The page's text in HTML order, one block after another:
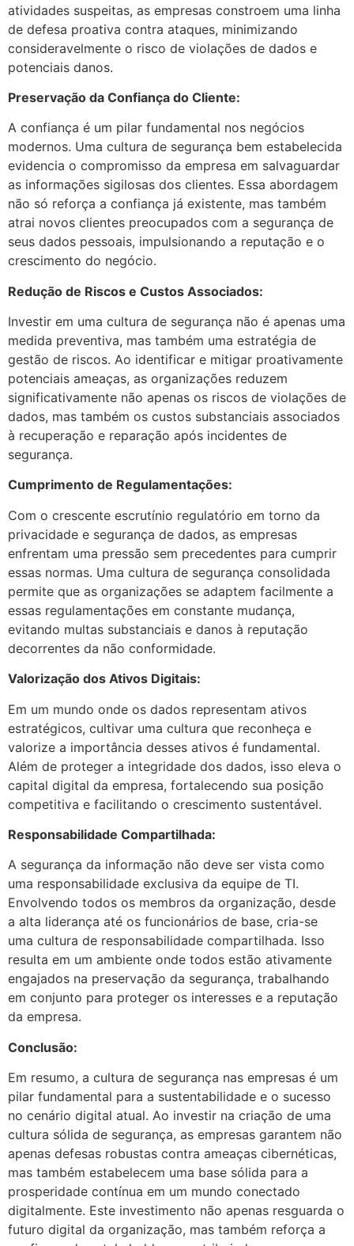
atividades suspeitas, as empresas constroem uma linha
de defesa proativa contra ataques, minimizando
consideravelmente o risco de violações de dados e
potenciais danos.
Preservação da Confiança do Cliente:
A confiança é um pilar fundamental nos negócios
modernos. Uma cultura de segurança bem estabelecida
evidencia o compromisso da empresa em salvaguardar
as informações sigilosas dos clientes. Essa abordagem
não só reforça a confiança já existente, mas também
atrai novos clientes preocupados com a segurança de
seus dados pessoais, impulsionando a reputação e o
crescimento do negócio.
Redução de Riscos e Custos Associados:
Investir em uma cultura de segurança não é apenas uma
medida preventiva, mas também uma estratégia de
gestão de riscos. Ao identificar e mitigar proativamente
potenciais ameaças, as organizações reduzem
significativamente não apenas os riscos de violações de
dados, mas também os custos substanciais associados
à recuperação e reparação após incidentes de
segurança.
Cumprimento de Regulamentações:
Com o crescente escrutínio regulatório em torno da
privacidade e segurança de dados, as empresas
enfrentam uma pressão sem precedentes para cumprir
essas normas. Uma cultura de segurança consolidada
permite que as organizações se adaptem facilmente a
essas regulamentações em constante mudança,
evitando multas substanciais e danos à reputação
decorrentes da não conformidade.
Valorização dos Ativos Digitais:
Em um mundo onde os dados representam ativos
estratégicos, cultivar uma cultura que reconheça e
valorize a importância desses ativos é fundamental.
Além de proteger a integridade dos dados, isso eleva o
capital digital da empresa, fortalecendo sua posição
competitiva e facilitando o crescimento sustentável.
Responsabilidade Compartilhada:
A segurança da informação não deve ser vista como
uma responsabilidade exclusiva da equipe de TI.
Envolvendo todos os membros da organização, desde
a alta liderança até os funcionários de base, cria-se
uma cultura de responsabilidade compartilhada. Isso
resulta em um ambiente onde todos estão ativamente
engajados na preservação da segurança, trabalhando
em conjunto para proteger os interesses e a reputação
da empresa.
Conclusão:
Em resumo, a cultura de segurança nas empresas é um
pilar fundamental para a sustentabilidade e o sucesso
no cenário digital atual. Ao investir na criação de uma
cultura sólida de segurança, as empresas garantem não
apenas defesas robustas contra ameaças cibernéticas,
mas também estabelecem uma base sólida para a
prosperidade contínua em um mundo conectado
digitalmente. Este investimento não apenas resguarda o
futuro digital da organização, mas também reforça a